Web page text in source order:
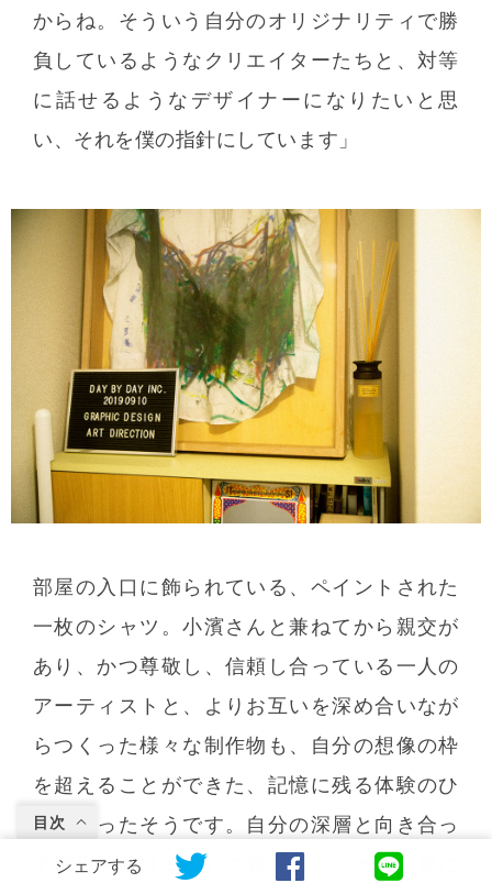
目次
からね。そういう自分のオリジナリティで勝
負しているようなクリエイターたちと、対等
に話せるようなデザイナーになりたいと思
い、それを僕の指針にしています」
部屋の入口に飾られている、ペイントされた
一枚のシャツ。小濱さんと兼ねてから親交が
あり、かつ尊敬し、信頼し合っている一人の
アーティストと、よりお互いを深め合いなが
らつくった様々な制作物も、自分の想像の枠
を超えることができた、記憶に残る体験のひ
とつだったそうです。自分の深層と向き合っ
て表現を続けることの難しさと、それを形に
シェアする